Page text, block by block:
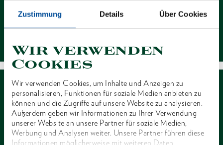
Zustimmung Details Über Cookies
Wir verwenden
Cookies
Wir verwenden Cookies, um Inhalte und Anzeigen zu
personalisieren, Funktionen für soziale Medien anbieten zu
können und die Zugriffe auf unsere Website zu analysieren.
Außerdem geben wir Informationen zu Ihrer Verwendung
unserer Website an unsere Partner für soziale Medien,
Werbung und Analysen weiter. Unsere Partner führen diese
Informationen möglicherweise mit weiteren Daten
Händlersuche